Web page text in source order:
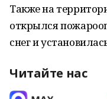
Также на
открылся
снег и
Читайте нас